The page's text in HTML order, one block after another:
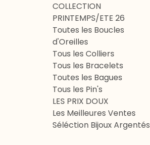
COLLECTION
PRINTEMPS/ETE 26
Toutes les Boucles
d'Oreilles
Tous les Colliers
Tous les Bracelets
Toutes les Bagues
Tous les Pin's
LES PRIX DOUX
Les Meilleures Ventes
Séléction Bijoux Argentés